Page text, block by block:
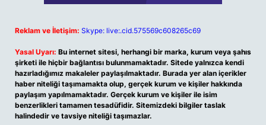
Reklam ve İletişim: Skype: live:.cid.575569c608265c69
Yasal Uyarı: Bu internet sitesi, herhangi bir marka, kurum veya şahıs
şirketi ile hiçbir bağlantısı bulunmamaktadır. Sitede yalnızca kendi
hazırladığımız makaleler paylaşılmaktadır. Burada yer alan içerikler
haber niteliği taşımamakta olup, gerçek kurum ve kişiler hakkında
paylaşım yapılmamaktadır. Gerçek kurum ve kişiler ile isim
benzerlikleri tamamen tesadüfidir. Sitemizdeki bilgiler taslak
halindedir ve tavsiye niteliği taşımazlar.